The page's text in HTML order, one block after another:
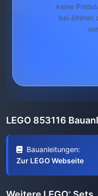
keine
bei älteren
LEGO 853116
Bauanleitungen:
Zur LEGO Webseite
®